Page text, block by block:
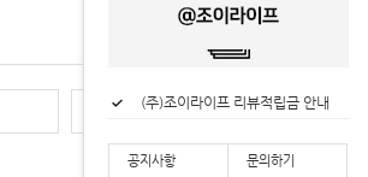
케미컬앙카 (1)
(주)조이라이프 할인혜택 안내
(주)조이라이프 업계 최초 2년 연속 대한민국 로하스 인증 획득
공지사항 문의하기